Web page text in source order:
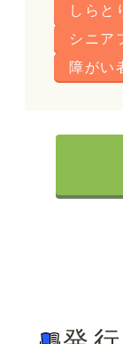
しらと
シニア
障がい